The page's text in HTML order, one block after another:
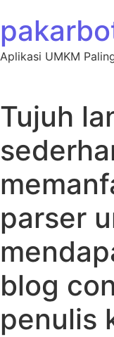
Aplikasi UMKM
Tujuh
parser
blog
penulis